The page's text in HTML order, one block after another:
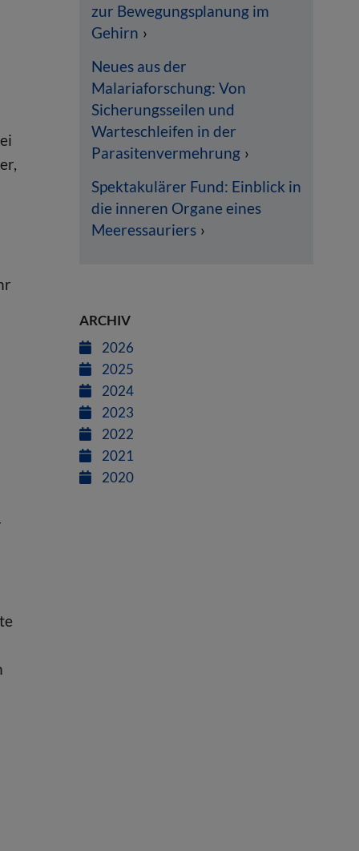
zur Bewegungsplanung im
Gehirn
Neues aus der
Malariaforschung: Von
Sicherungsseilen und
Warteschleifen in der
Parasitenvermehrung
Spektakulärer Fund: Einblick in
die inneren Organe eines
Meeressauriers
ARCHIV
2026
2025
2024
2023
2022
2021
2020